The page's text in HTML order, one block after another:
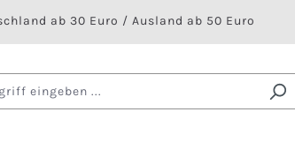
ab 30 Euro / Ausland ab 50 Euro